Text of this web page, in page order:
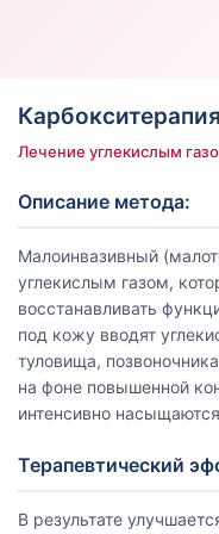
Карбокситерапия
Лечение углекислым
Описание метода:
Малоинвазивный
углекислым газом,
восстанавливать
под кожу вводят
туловища,
на фоне повышенной
интенсивно
Терапевтический
В результате